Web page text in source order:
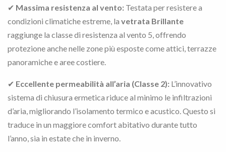
✔ Massima resistenza al vento: Testata per resistere a
condizioni climatiche estreme, la vetrata Brillante
raggiunge la classe di resistenza al vento 5, offrendo
protezione anche nelle zone più esposte come attici, terrazze
panoramiche e aree costiere.
✔ Eccellente permeabilità all’aria (Classe 2): L’innovativo
sistema di chiusura ermetica riduce al minimo le infiltrazioni
d’aria, migliorando l’isolamento termico e acustico. Questo si
traduce in un maggiore comfort abitativo durante tutto
l’anno, sia in estate che in inverno.